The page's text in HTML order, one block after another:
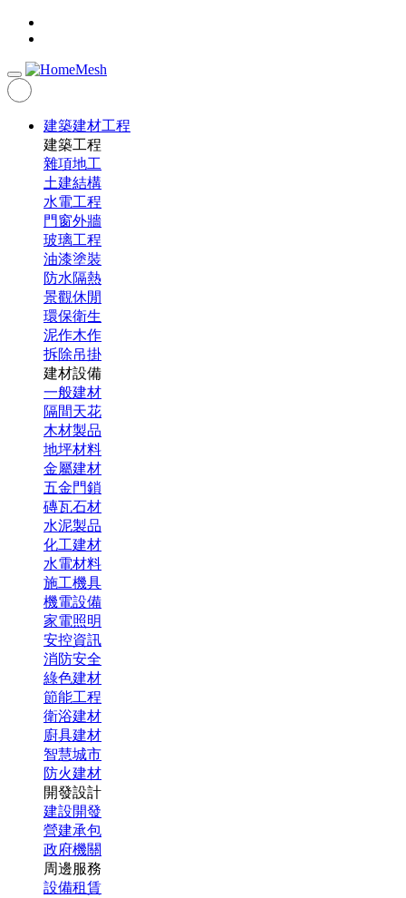
建築建材工程
建築工程
雜項地工
土建結構
水電工程
門窗外牆
玻璃工程
油漆塗裝
防水隔熱
景觀休閒
環保衛生
泥作木作
拆除吊掛
建材設備
一般建材
隔間天花
木材製品
地坪材料
金屬建材
五金門鎖
磚瓦石材
水泥製品
化工建材
水電材料
施工機具
機電設備
家電照明
安控資訊
消防安全
綠色建材
節能工程
衛浴建材
廚具建材
智慧城市
防火建材
開發設計
建設開發
營建承包
政府機關
周邊服務
設備租賃